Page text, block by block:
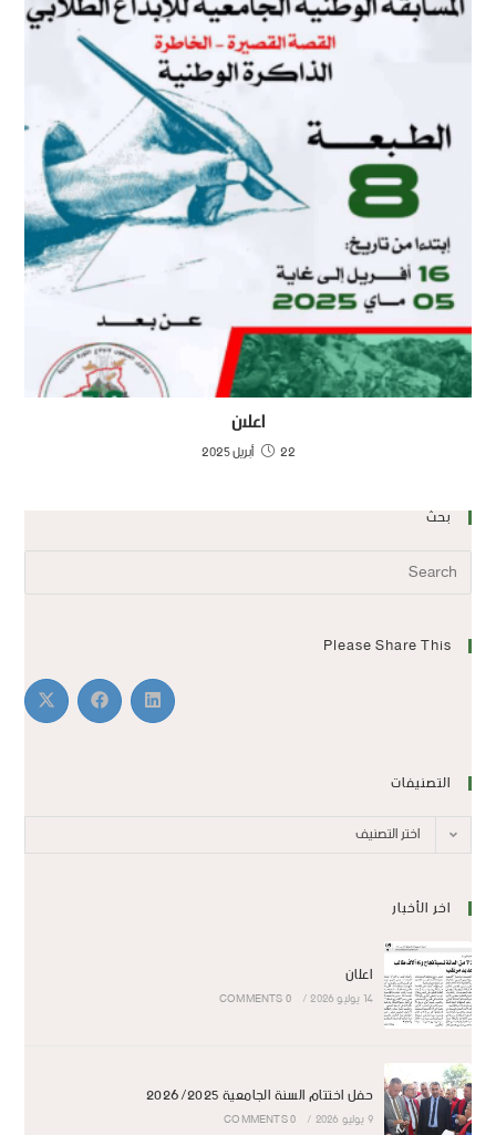
اعلان
22 أبريل 2025
بحث
Please Share This
التصنيفات
اختر التصنيف
اخر الأخبار
اعلان
14 يوليو 2026 /
0 COMMENTS
حفل اختتام السنة الجامعية 2026/2025
9 يوليو 2026 /
0 COMMENTS